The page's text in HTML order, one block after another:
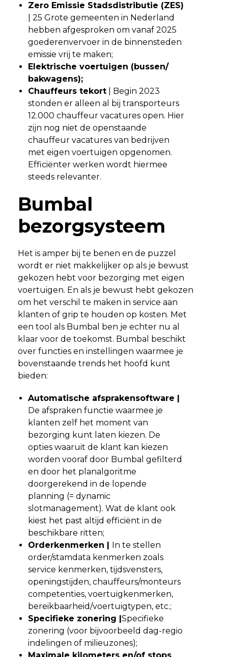
Zero Emissie Stadsdistributie (ZES)
| 25 Grote gemeenten in Nederland
hebben afgesproken om vanaf 2025
goederenvervoer in de binnensteden
emissie vrij te maken;
Elektrische voertuigen (bussen/
bakwagens);
Chauffeurs tekort | Begin 2023
stonden er alleen al bij transporteurs
12.000 chauffeur vacatures open. Hier
zijn nog niet de openstaande
chauffeur vacatures van bedrijven
met eigen voertuigen opgenomen.
Efficiënter werken wordt hiermee
steeds relevanter.
Bumbal
bezorgsysteem
Het is amper bij te benen en de puzzel
wordt er niet makkelijker op als je bewust
gekozen hebt voor bezorging met eigen
voertuigen. En als je bewust hebt gekozen
om het verschil te maken in service aan
klanten of grip te houden op kosten. Met
een tool als Bumbal ben je echter nu al
klaar voor de toekomst. Bumbal beschikt
over functies en instellingen waarmee je
bovenstaande trends het hoofd kunt
bieden:
Automatische afsprakensoftware |
De afspraken functie waarmee je
klanten zelf het moment van
bezorging kunt laten kiezen. De
opties waaruit de klant kan kiezen
worden vooraf door Bumbal gefilterd
en door het planalgoritme
doorgerekend in de lopende
planning (= dynamic
slotmanagement). Wat de klant ook
kiest het past altijd efficiënt in de
beschikbare ritten;
Orderkenmerken | In te stellen
order/stamdata kenmerken zoals
service kenmerken, tijdsvensters,
openingstijden, chauffeurs/monteurs
competenties, voertuigkenmerken,
bereikbaarheid/voertuigtypen, etc.;
Specifieke zonering |Specifieke
zonering (voor bijvoorbeeld dag-regio
indelingen of milieuzones);